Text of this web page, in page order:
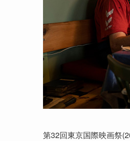
第32回東京国際映画祭